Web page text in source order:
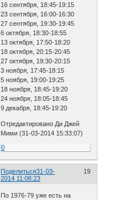
16 сентября, 18:45-19:15
23 сентября, 16:00-16:30
27 сентября, 19:30-19:45
6 октября, 18:30-18:55
13 октября, 17:50-18:20
18 октября, 20:15-20:45
27 октября, 19:30-20:15
3 ноября, 17:45-18:15
5 ноября, 19:00-19:25
18 ноября, 18:45-19:20
24 ноября, 18:05-18:45
9 декабря, 18:45-19:20
Отредактировано Ди Джей
Мими (31-03-2014 15:33:07)
0
Поделиться 19
31-03-
2014 11:08:23
По 1976-79 уже есть на